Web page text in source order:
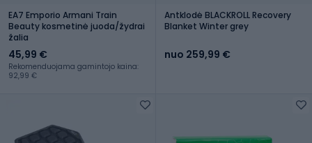
EA7 Emporio Armani Train
Beauty kosmetinė juoda/žydrai
žalia
45,99 €
Rekomenduojama gamintojo kaina:
92,99 €
Antklodė BLACKROLL Recovery
Blanket Winter grey
nuo 259,99 €